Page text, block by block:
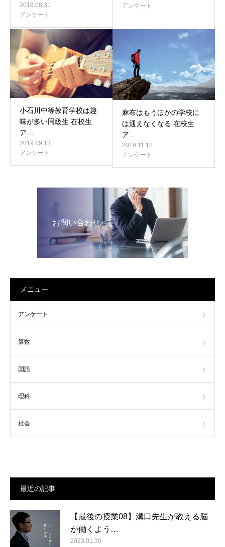
2019.08.31
アンケート
アンケート
小石川中等教育学校は趣
味が多い同級生 在校生
ア…
2019.09.13
アンケート
麻布はもうほかの学校に
は通えなくなる 在校生
ア…
2019.11.12
アンケート
お問い合わせ
メニュー
アンケート
算数
国語
理科
社会
最近の記事
【最後の授業08】溝口先生が教える脳
が働くよう…
2023.01.30